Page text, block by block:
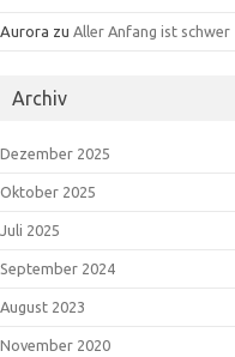
Aurora zu Aller Anfang ist schwer
Archiv
Dezember 2025
Oktober 2025
Juli 2025
September 2024
August 2023
November 2020